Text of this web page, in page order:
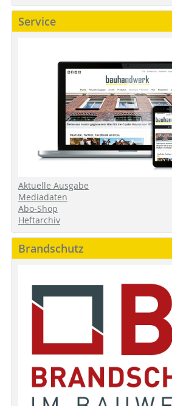
Service
Aktuelle Ausgabe
Mediadaten
Abo-Shop
Heftarchiv
Brandschutz